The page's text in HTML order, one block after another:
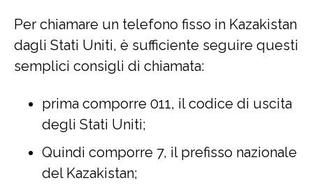
Per chiamare un telefono fisso in Kazakistan
dagli Stati Uniti, è sufficiente seguire questi
semplici consigli di chiamata:
prima comporre 011, il codice di uscita
degli Stati Uniti;
Quindi comporre 7, il prefisso nazionale
del Kazakistan;